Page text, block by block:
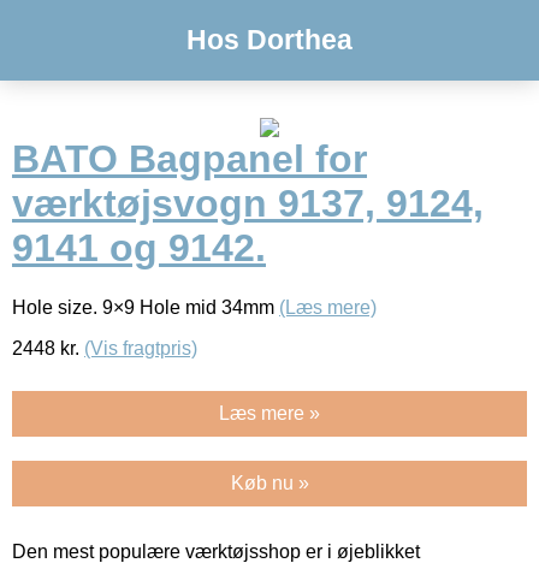
Hos Dorthea
BATO Bagpanel for
værktøjsvogn 9137, 9124,
9141 og 9142.
Hole size. 9×9 Hole mid 34mm (Læs mere)
2448 kr. (Vis fragtpris)
Læs mere »
Køb nu »
Den mest populære værktøjsshop er i øjeblikket